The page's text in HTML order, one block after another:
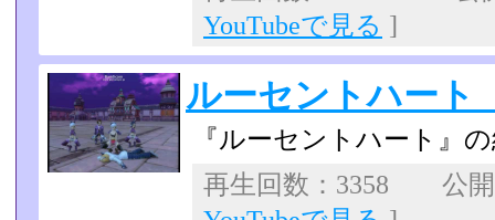
YouTubeで見る ]
ルーセントハー
『ルーセントハート』
再生回数：3358 公